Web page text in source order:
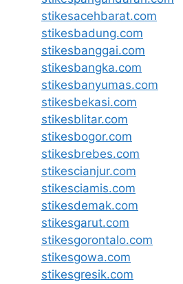
stikesacehbarat.com
stikesbadung.com
stikesbanggai.com
stikesbangka.com
stikesbanyumas.com
stikesbekasi.com
stikesblitar.com
stikesbogor.com
stikesbrebes.com
stikescianjur.com
stikesciamis.com
stikesdemak.com
stikesgarut.com
stikesgorontalo.com
stikesgowa.com
stikesgresik.com